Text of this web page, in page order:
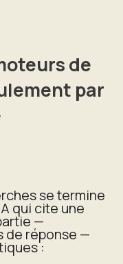
de
par
se termine
qui cite une
—
de réponse —
: